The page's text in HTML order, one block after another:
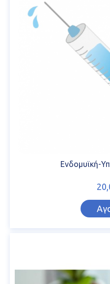
Ενδομυϊκή-